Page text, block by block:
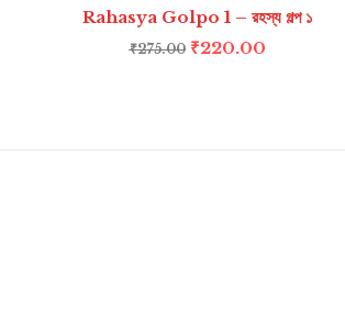
Rahasya Golpo 1 – রহস্য গল্প ১
₹275.00 ₹220.00